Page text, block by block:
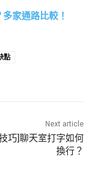
家通路比較！
點
Next article
巧]聊天室打字如何
換行？